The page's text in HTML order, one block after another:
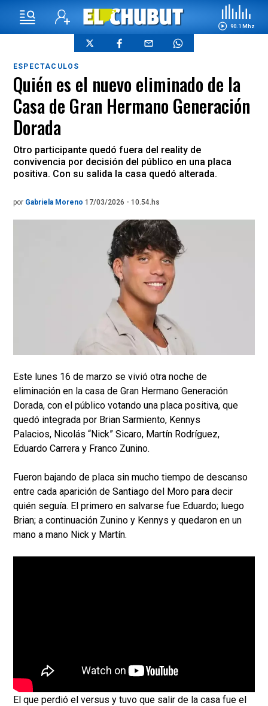
90.1 Mhz
ESPECTACULOS
Quién es el nuevo eliminado de la
Casa de Gran Hermano Generación
Dorada
Otro participante quedó fuera del reality de
convivencia por decisión del público en una placa
positiva. Con su salida la casa quedó alterada.
por Gabriela Moreno 17/03/2026 - 10.54.hs
Este lunes 16 de marzo se vivió otra noche de
eliminación en la casa de Gran Hermano Generación
Dorada, con el público votando una placa positiva, que
quedó integrada por Brian Sarmiento, Kennys
Palacios, Nicolás “Nick” Sicaro, Martín Rodríguez,
Eduardo Carrera y Franco Zunino.
Fueron bajando de placa sin mucho tiempo de descanso
entre cada aparición de Santiago del Moro para decir
quién seguía. El primero en salvarse fue Eduardo; luego
Brian; a continuación Zunino y Kennys y quedaron en un
mano a mano Nick y Martín.
El que perdió el versus y tuvo que salir de la casa fue el